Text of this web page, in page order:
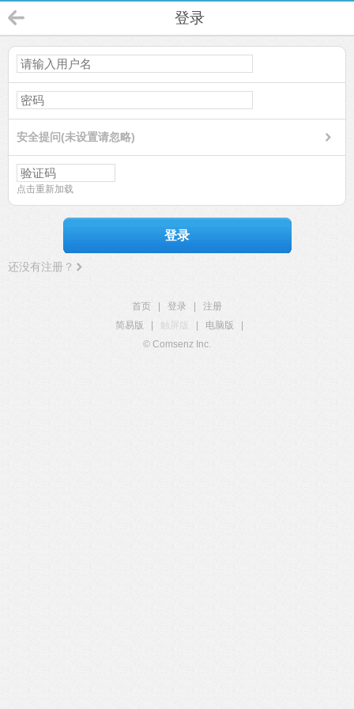
登录
安全提问(未设置请忽略)
点击重新加载
登录
还没有注册？
首页 登录
注册
简易版
触屏版 电脑版
© Comsenz Inc.